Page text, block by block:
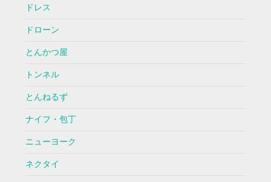
ドレス
ドローン
とんかつ屋
トンネル
とんねるず
ナイフ・包丁
ニューヨーク
ネクタイ